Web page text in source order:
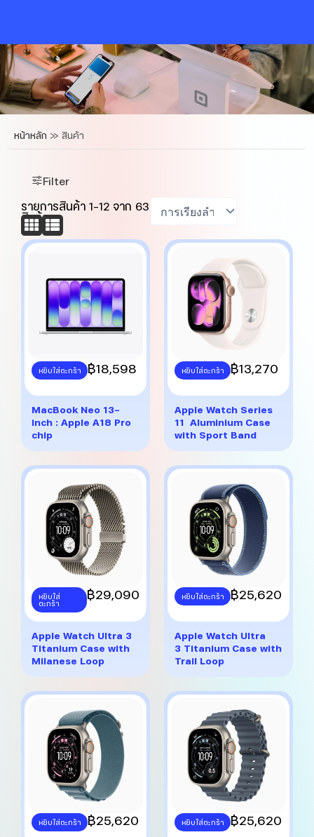
หน้าหลัก » สินค้า
Filter
รายการสินค้า 1-12 จาก 63
สินค้า
หยิบใส่ตะกร้า
This
has
multiple
variants.
be
chosen
on
the
product
page
฿18,598
MacBook Neo 13-
inch : Apple A18 Pro
chip
หยิบใส่ตะกร้า
This
has
multiple
variants.
The
be
chosen
on
the
product
page
฿13,270
Apple Watch Series
11 Aluminium Case
with Sport Band
หยิบใส่
ตะกร้า
This
product
has
multiple
variants.
The
be
chosen
on
the
product
page
฿29,090
Apple Watch Ultra 3
Titanium Case with
Milanese Loop
หยิบใส่ตะกร้า
This
has
multiple
variants.
be
chosen
on
the
product
page
฿25,620
Apple Watch Ultra
3 Titanium Case with
Trail Loop
หยิบใส่ตะกร้า
This
฿25,620 หยิบใส่ตะกร้า
This
฿25,620